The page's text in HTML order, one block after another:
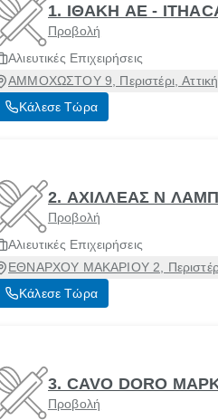
1. ΙΘΑΚΗ ΑΕ -
Προβολή
Αλιευτικές Επιχειρήσεις
ΑΜΜΟΧΩΣΤΟΥ 9, Περιστέρι,
Κάλεσε Τώρα
2. ΑΧΙΛΛΕΑΣ Ν
Προβολή
Αλιευτικές Επιχειρήσεις
ΕΘΝΑΡΧΟΥ ΜΑΚΑΡΙΟΥ 2,
Κάλεσε Τώρα
3. CAVO DORO
Προβολή